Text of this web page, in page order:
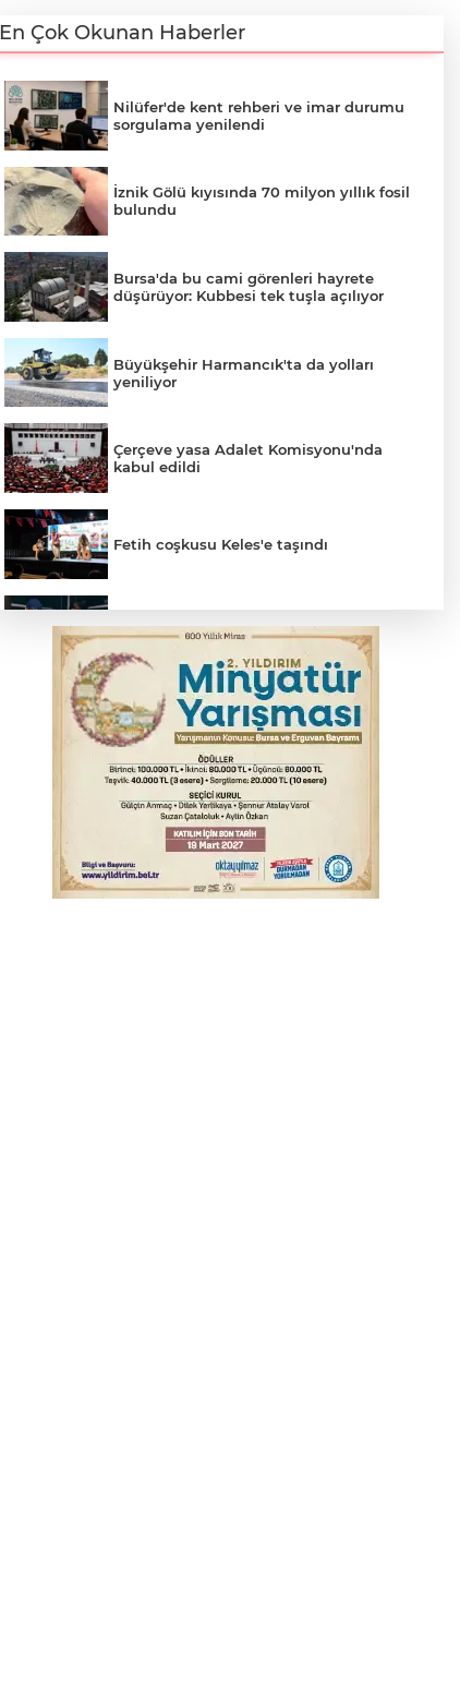
En Çok Okunan Haberler
Nilüfer'de kent rehberi ve imar durumu
sorgulama yenilendi
İznik Gölü kıyısında 70 milyon yıllık fosil
bulundu
Bursa'da bu cami görenleri hayrete
düşürüyor: Kubbesi tek tuşla açılıyor
Büyükşehir Harmancık'ta da yolları
yeniliyor
Çerçeve yasa Adalet Komisyonu'nda
kabul edildi
Fetih coşkusu Keles'e taşındı
kişi tutuklandı
İnegöl’de yangın paniği! Apartmana
sıçrayan alevler söndürüldü
Elektrik akımına kapılan işçi hayatını
kaybetti
Serbest piyasada döviz fiyatları